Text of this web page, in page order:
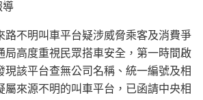
導
路不明叫車平台疑涉威脅乘客及消費爭
局高度重視民眾搭車安全，第一時間啟
現該平台查無公司名稱、統一編號及相
屬來源不明的叫車平台，已函請中央相